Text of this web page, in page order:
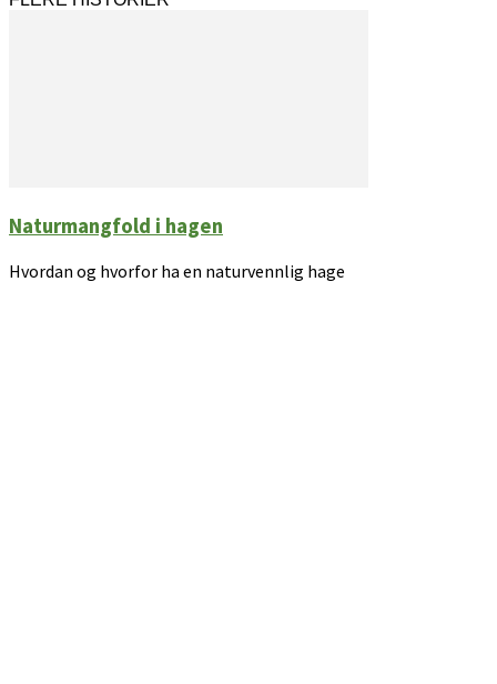
Naturmangfold i hagen
Hvordan og hvorfor ha en naturvennlig hage